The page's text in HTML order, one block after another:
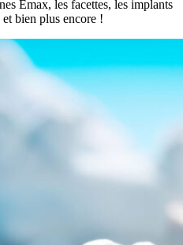
Emax, les facettes, les implants
et bien plus encore !